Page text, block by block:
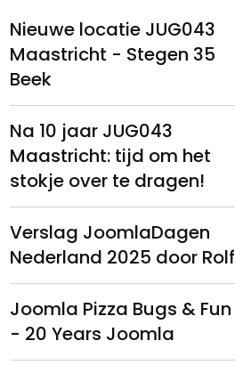
Nieuwe locatie JUG043
Maastricht - Stegen 35
Beek
Na 10 jaar JUG043
Maastricht: tijd om het
stokje over te dragen!
Verslag JoomlaDagen
Nederland 2025 door Rolf
Joomla Pizza Bugs & Fun
- 20 Years Joomla